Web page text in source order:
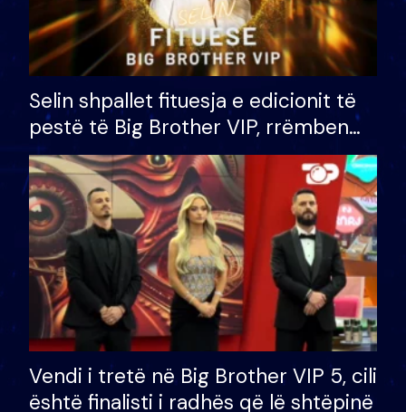
Selin shpallet fituesja e edicionit të
pestë të Big Brother VIP, rrëmben
çmimin e madh prej 100 mijë eurosh
Vendi i tretë në Big Brother VIP 5, cili
është finalisti i radhës që lë shtëpinë